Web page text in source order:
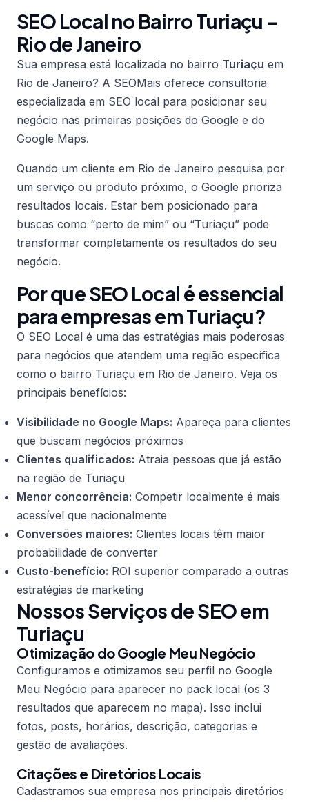
SEO Local no Bairro Turiaçu –
Rio de Janeiro
Sua empresa está localizada no bairro Turiaçu em
Rio de Janeiro? A SEOMais oferece consultoria
especializada em SEO local para posicionar seu
negócio nas primeiras posições do Google e do
Google Maps.
Quando um cliente em Rio de Janeiro pesquisa por
um serviço ou produto próximo, o Google prioriza
resultados locais. Estar bem posicionado para
buscas como “perto de mim” ou “Turiaçu” pode
transformar completamente os resultados do seu
negócio.
Por que SEO Local é essencial
para empresas em Turiaçu?
O SEO Local é uma das estratégias mais poderosas
para negócios que atendem uma região específica
como o bairro Turiaçu em Rio de Janeiro. Veja os
principais benefícios:
Visibilidade no Google Maps: Apareça para clientes
que buscam negócios próximos
Clientes qualificados: Atraia pessoas que já estão
na região de Turiaçu
Menor concorrência: Competir localmente é mais
acessível que nacionalmente
Conversões maiores: Clientes locais têm maior
probabilidade de converter
Custo-benefício: ROI superior comparado a outras
estratégias de marketing
Nossos Serviços de SEO em
Turiaçu
Otimização do Google Meu Negócio
Configuramos e otimizamos seu perfil no Google
Meu Negócio para aparecer no pack local (os 3
resultados que aparecem no mapa). Isso inclui
fotos, posts, horários, descrição, categorias e
gestão de avaliações.
Citações e Diretórios Locais
Cadastramos sua empresa nos principais diretórios